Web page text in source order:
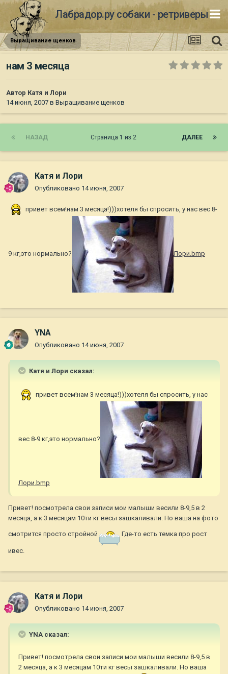
Лабрадор.ру собаки - ретриверы
Выращивание щенков
нам 3 месяца
Автор Катя и Лори
14 июня, 2007 в Выращивание щенков
НАЗАД ДАЛЕЕ
Страница 1 из 2
Катя и Лори
Опубликовано 14 июня, 2007
привет всем!нам 3 месяца!)))хотеля бы спросить, у нас вес 8-
9 кг,это нормально? Лори.bmp
YNA
Опубликовано 14 июня, 2007
Катя и Лори сказал:
привет всем!нам 3 месяца!)))хотеля бы спросить, у нас
вес 8-9 кг,это нормально?
Лори.bmp
Привет! посмотрела свои записи мои малыши весили 8-9,5 в 2
месяца, а к 3 месяцам 10ти кг весы зашкаливали. Но ваша на фото
смотрится просто стройной Где-то есть темка про рост
ивес.
Катя и Лори
Опубликовано 14 июня, 2007
YNA сказал:
Привет! посмотрела свои записи мои малыши весили 8-9,5 в
2 месяца, а к 3 месяцам 10ти кг весы зашкаливали. Но ваша